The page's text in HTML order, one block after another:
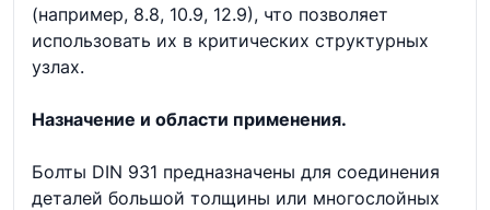
(например, 8.8, 10.9, 12.9), что позволяет
использовать их в критических структурных
узлах.
Назначение и области применения.
Болты DIN 931 предназначены для соединения
деталей большой толщины или многослойных